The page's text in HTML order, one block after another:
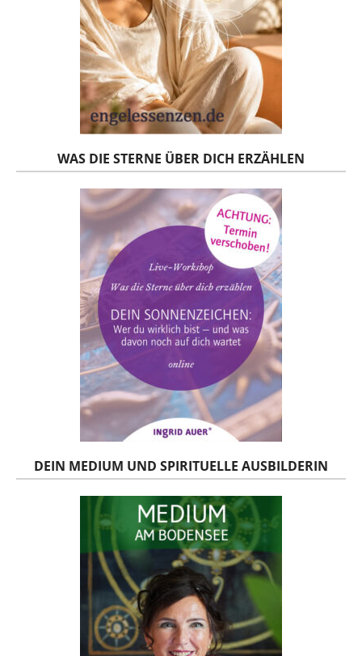
WAS DIE STERNE ÜBER DICH ERZÄHLEN
DEIN MEDIUM UND SPIRITUELLE AUSBILDERIN